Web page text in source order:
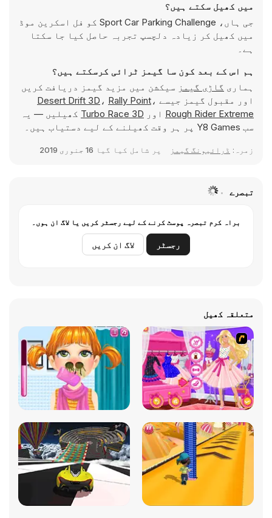
میں کھیل سکتے ہیں؟
جی ہاں، Sport Car Parking Challenge کو فل اسکرین موڈ
میں کھیل کر زیادہ دلچسپ تجربہ حاصل کیا جا سکتا
ہے۔
ہم اس کے بعد کون سا گیمز ٹرائی کرسکتے ہیں؟
ہماری گاڑی گیمز سیکشن میں مزید گیمز دریافت کریں
اور مقبول گیمز جیسے
Desert Drift 3D ، Rally Point،
Rough Rider Extreme اور Turbo Race 3D کھیلیں — یہ
سب Y8 Games پر ہر وقت کھیلنے کے لیے دستیاب ہیں۔
زمرہ: ڈرائیونگ گیمز پر شامل کیا گیا 16 جنوری 2019
تبصرے
براہ کرم تبصرہ پوسٹ کرنے کے لیے رجسٹر کریں یا لاگ ان ہوں۔
رجسٹر لاگ ان کریں
متعلقہ کھیل